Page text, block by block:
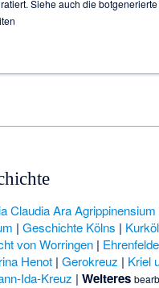
Siehe auch die
Claudia Ara Agrippinensium
|Geschichte Kölns |
von Worringen |
Henot |Gerokreuz | Kriel
Ida-Kreuz |Weiteres